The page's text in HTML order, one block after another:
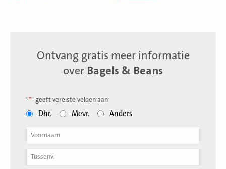
Ontvang gratis meer informatie
over Bagels & Beans
"*" geeft vereiste velden aan
Dhr. Mevr. Anders